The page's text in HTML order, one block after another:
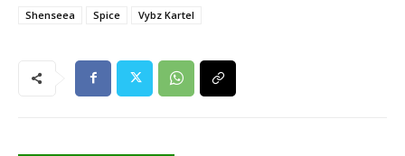
Shenseea
Spice Vybz Kartel